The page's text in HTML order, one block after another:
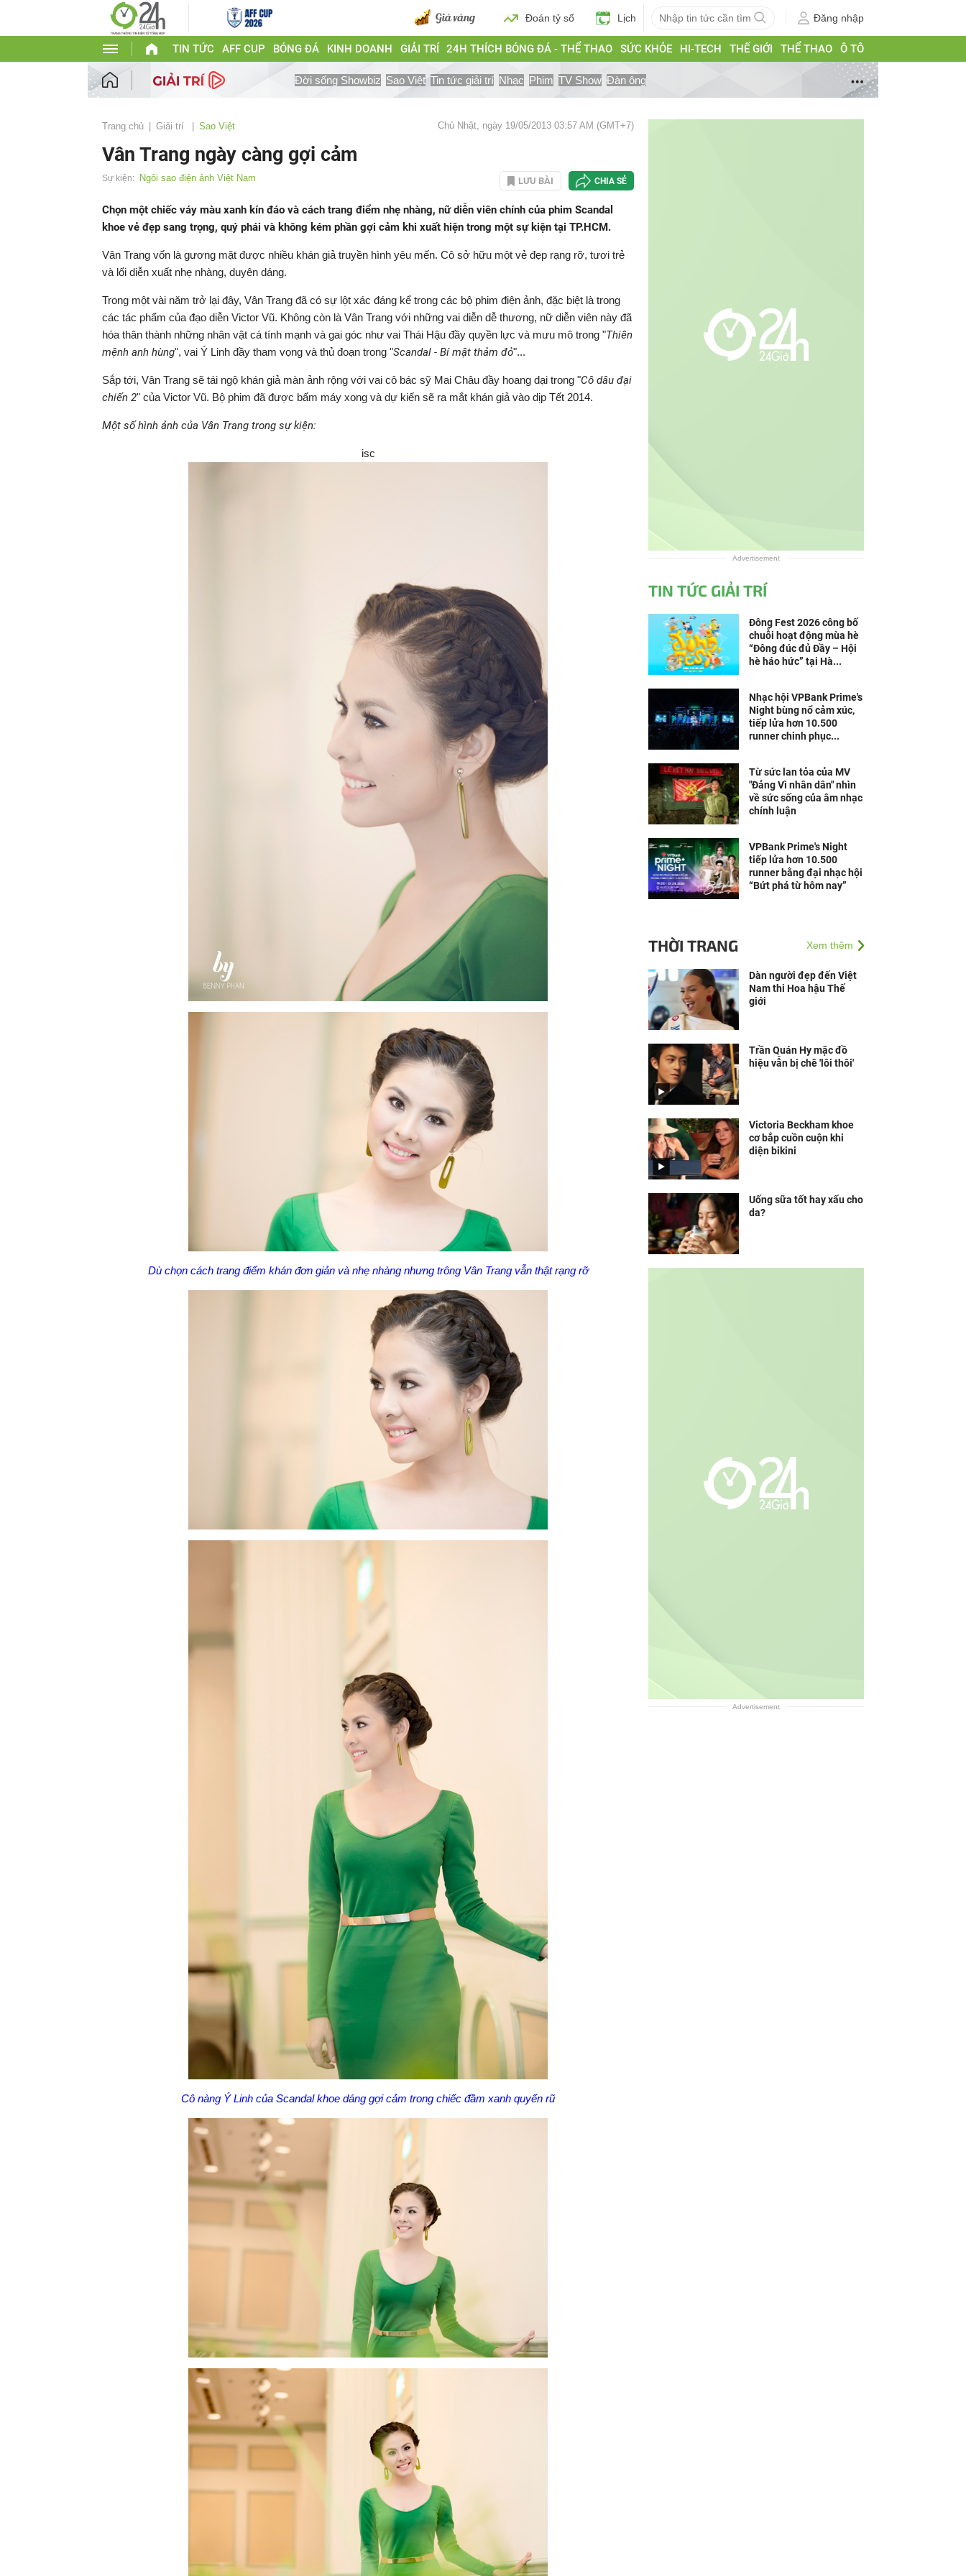
Đoán tỷ số Lịch Đăng nhập
TIN TỨC AFF CUP BÓNG ĐÁ KINH DOANH GIẢI TRÍ 24H THÍCH BÓNG ĐÁ - THỂ THAO SỨC KHỎE HI-TECH THẾ GIỚI THỂ THAO Ô TÔ
Đời sống Showbiz Sao Việt Tin tức giải trí Nhạc Phim TV Show Đàn ông
Trang chủ Giải trí Sao Việt Chủ Nhật, ngày 19/05/2013 03:57 AM (GMT+7)
Vân Trang ngày càng gợi cảm
Sự kiện: Ngôi sao điện ảnh Việt Nam LƯU BÀI CHIA SẺ
Chọn một chiếc váy màu xanh kín đáo và cách trang điểm nhẹ nhàng, nữ diễn viên chính của phim Scandal
khoe vẻ đẹp sang trọng, quý phái và không kém phần gợi cảm khi xuất hiện trong một sự kiện tại TP.HCM.
Vân Trang vốn là gương mặt được nhiều khán giả truyền hình yêu mến. Cô sở hữu một vẻ đẹp rạng rỡ, tươi trẻ
và lối diễn xuất nhẹ nhàng, duyên dáng.
Trong một vài năm trở lại đây, Vân Trang đã có sự lột xác đáng kể trong các bộ phim điện ảnh, đặc biệt là trong
các tác phẩm của đạo diễn Victor Vũ. Không còn là Vân Trang với những vai diễn dễ thương, nữ diễn viên này đã
hóa thân thành những nhân vật cá tính mạnh và gai góc như vai Thái Hậu đầy quyền lực và mưu mô trong "Thiên
mệnh anh hùng", vai Ý Linh đầy tham vọng và thủ đoạn trong "Scandal - Bí mật thảm đỏ"...
Sắp tới, Vân Trang sẽ tái ngộ khán giả màn ảnh rộng với vai cô bác sỹ Mai Châu đầy hoang dại trong "Cô dâu đại
chiến 2" của Victor Vũ. Bộ phim đã được bấm máy xong và dự kiến sẽ ra mắt khán giả vào dịp Tết 2014.
Một số hình ảnh của Vân Trang trong sự kiện:
isc
Dù chọn cách trang điểm khán đơn giản và nhẹ nhàng nhưng trông Vân Trang vẫn thật rạng rỡ
Cô nàng Ý Linh của Scandal khoe dáng gợi cảm trong chiếc đầm xanh quyến rũ
Advertisement
TIN TỨC GIẢI TRÍ
Đông Fest 2026 công bố
chuỗi hoạt động mùa hè
“Đông đúc đủ Đầy – Hội
hè háo hức” tại Hà...
Nhạc hội VPBank Prime's
Night bùng nổ cảm xúc,
tiếp lửa hơn 10.500
runner chinh phục...
Từ sức lan tỏa của MV
"Đảng Vì nhân dân" nhìn
về sức sống của âm nhạc
chính luận
VPBank Prime's Night
tiếp lửa hơn 10.500
runner bằng đại nhạc hội
“Bứt phá từ hôm nay”
THỜI TRANG Xem thêm
Dàn người đẹp đến Việt
Nam thi Hoa hậu Thế
giới
Trần Quán Hy mặc đồ
hiệu vẫn bị chê 'lôi thôi'
Victoria Beckham khoe
cơ bắp cuồn cuộn khi
diện bikini
Uống sữa tốt hay xấu cho
da?
Advertisement